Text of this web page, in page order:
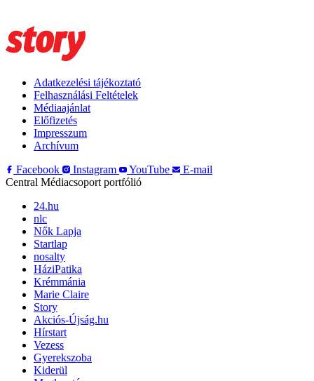
Adatkezelési tájékoztató
Felhasználási Feltételek
Médiaajánlat
Előfizetés
Impresszum
Archívum
Facebook
Instagram YouTube
E-mail
Central Médiacsoport portfólió
24.hu
nlc
Nők Lapja
Startlap
nosalty
HáziPatika
Krémmánia
Marie Claire
Story
Akciós-Újság.hu
Hírstart
Vezess
Gyerekszoba
Kiderül